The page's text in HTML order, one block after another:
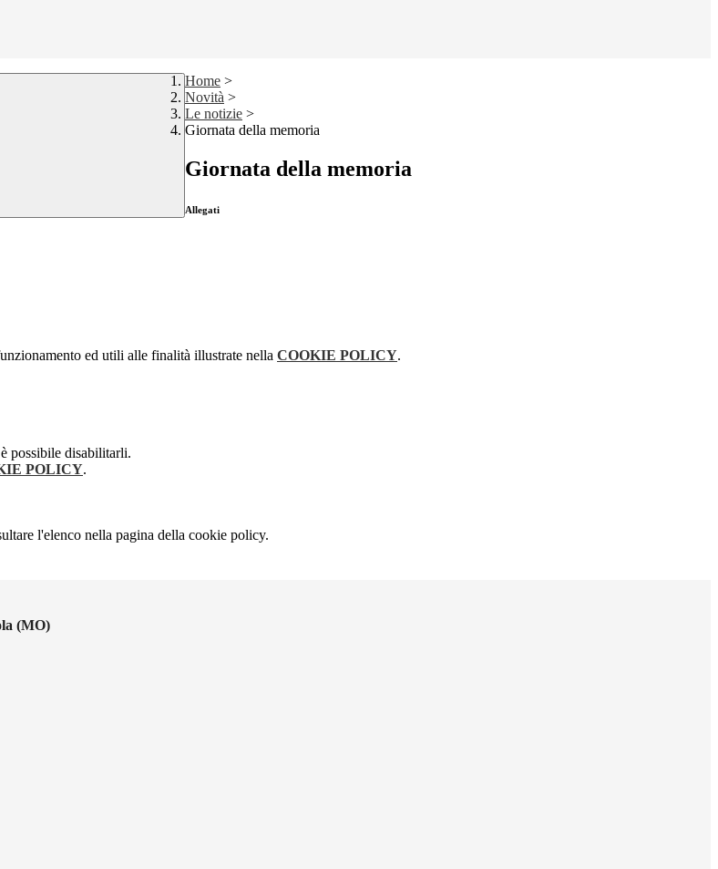
Home >
Novità >
Le notizie >
Giornata della memoria
Giornata della memoria
Allegati
ed utili alle finalità illustrate nella COOKIE POLICY.
possibile disabilitarli.
POLICY.
l'elenco nella pagina della cookie policy.
(MO)